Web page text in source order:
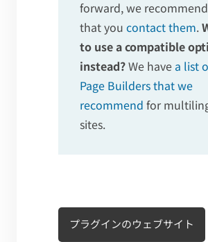
forward, we recommend
that you contact them.
to use a compatible
instead?We have a list
Page Builders that we
recommend for
sites.
プラグインのウェブサイト